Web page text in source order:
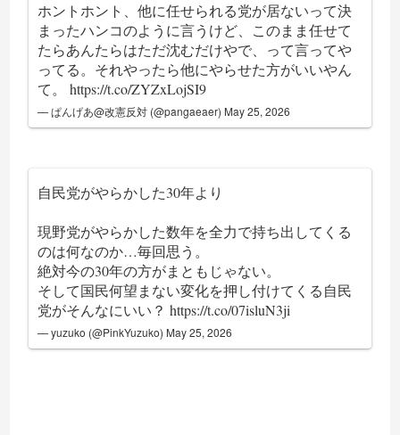
ホントホント、他に任せられる党が居ないって決
まったハンコのように言うけど、このまま任せて
たらあんたらはただ沈むだけやで、って言ってや
ってる。それやったら他にやらせた方がいいやん
て。https://t.co/ZYZxLojSI9
— ぱんげあ@改憲反対 (@pangaeaer) May 25, 2026
自民党がやらかした30年より
現野党がやらかした数年を全力で持ち出してくる
のは何なのか…毎回思う。
絶対今の30年の方がまともじゃない。
そして国民何望まない変化を押し付けてくる自民
党がそんなにいい？https://t.co/07isluN3ji
— yuzuko (@PinkYuzuko) May 25, 2026